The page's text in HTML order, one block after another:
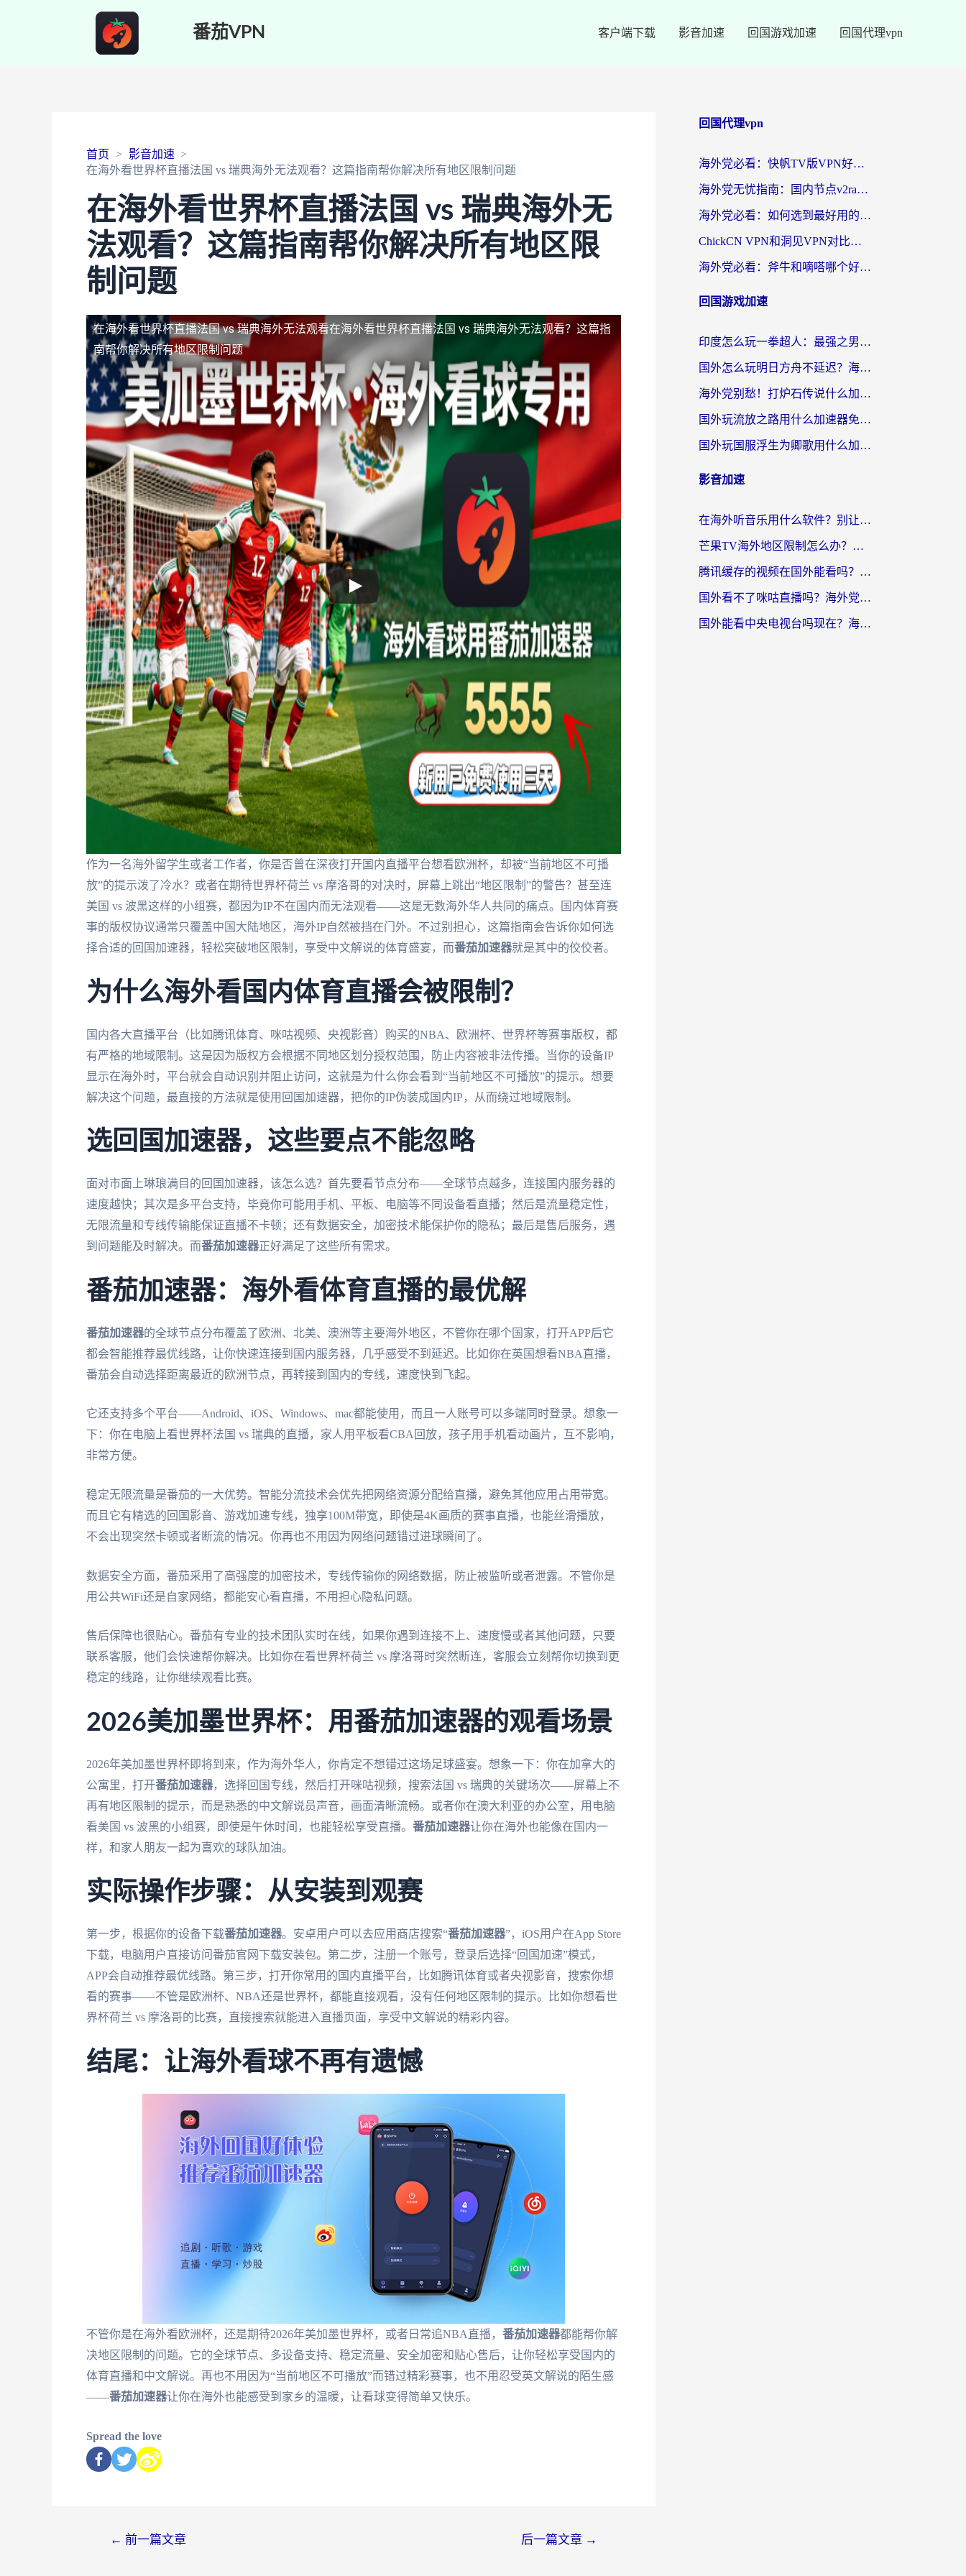
番茄VPN 客户端下载 影音加速 回国游戏加速 回国代理vpn
首页
影音加速
在海外看世界杯直播法国 vs 瑞典海外无法观看？这篇指南帮你解决所有地区限制问题
在海外看世界杯直播法国 vs 瑞典海外无
法观看？这篇指南帮你解决所有地区限
制问题
在海外看世界杯直播法国 vs 瑞典海外无法观看在海外看世界杯直播法国 vs 瑞典海外无法观看？这篇指
南帮你解决所有地区限制问题
作为一名海外留学生或者工作者，你是否曾在深夜打开国内直播平台想看欧洲杯，却被“当前地区不可播
放”的提示泼了冷水？或者在期待世界杯荷兰 vs 摩洛哥的对决时，屏幕上跳出“地区限制”的警告？甚至连
美国 vs 波黑这样的小组赛，都因为IP不在国内而无法观看——这是无数海外华人共同的痛点。国内体育赛
事的版权协议通常只覆盖中国大陆地区，海外IP自然被挡在门外。不过别担心，这篇指南会告诉你如何选
择合适的回国加速器，轻松突破地区限制，享受中文解说的体育盛宴，而番茄加速器就是其中的佼佼者。
为什么海外看国内体育直播会被限制？
国内各大直播平台（比如腾讯体育、咪咕视频、央视影音）购买的NBA、欧洲杯、世界杯等赛事版权，都
有严格的地域限制。这是因为版权方会根据不同地区划分授权范围，防止内容被非法传播。当你的设备IP
显示在海外时，平台就会自动识别并阻止访问，这就是为什么你会看到“当前地区不可播放”的提示。想要
解决这个问题，最直接的方法就是使用回国加速器，把你的IP伪装成国内IP，从而绕过地域限制。
选回国加速器，这些要点不能忽略
面对市面上琳琅满目的回国加速器，该怎么选？首先要看节点分布——全球节点越多，连接国内服务器的
速度越快；其次是多平台支持，毕竟你可能用手机、平板、电脑等不同设备看直播；然后是流量稳定性，
无限流量和专线传输能保证直播不卡顿；还有数据安全，加密技术能保护你的隐私；最后是售后服务，遇
到问题能及时解决。而番茄加速器正好满足了这些所有需求。
番茄加速器：海外看体育直播的最优解
番茄加速器的全球节点分布覆盖了欧洲、北美、澳洲等主要海外地区，不管你在哪个国家，打开APP后它
都会智能推荐最优线路，让你快速连接到国内服务器，几乎感受不到延迟。比如你在英国想看NBA直播，
番茄会自动选择距离最近的欧洲节点，再转接到国内的专线，速度快到飞起。
它还支持多个平台——Android、iOS、Windows、mac都能使用，而且一人账号可以多端同时登录。想象一
下：你在电脑上看世界杯法国 vs 瑞典的直播，家人用平板看CBA回放，孩子用手机看动画片，互不影响，
非常方便。
稳定无限流量是番茄的一大优势。智能分流技术会优先把网络资源分配给直播，避免其他应用占用带宽。
而且它有精选的回国影音、游戏加速专线，独享100M带宽，即使是4K画质的赛事直播，也能丝滑播放，
不会出现突然卡顿或者断流的情况。你再也不用因为网络问题错过进球瞬间了。
数据安全方面，番茄采用了高强度的加密技术，专线传输你的网络数据，防止被监听或者泄露。不管你是
用公共WiFi还是自家网络，都能安心看直播，不用担心隐私问题。
售后保障也很贴心。番茄有专业的技术团队实时在线，如果你遇到连接不上、速度慢或者其他问题，只要
联系客服，他们会快速帮你解决。比如你在看世界杯荷兰 vs 摩洛哥时突然断连，客服会立刻帮你切换到更
稳定的线路，让你继续观看比赛。
2026美加墨世界杯：用番茄加速器的观看场景
2026年美加墨世界杯即将到来，作为海外华人，你肯定不想错过这场足球盛宴。想象一下：你在加拿大的
公寓里，打开番茄加速器，选择回国专线，然后打开咪咕视频，搜索法国 vs 瑞典的关键场次——屏幕上不
再有地区限制的提示，而是熟悉的中文解说员声音，画面清晰流畅。或者你在澳大利亚的办公室，用电脑
看美国 vs 波黑的小组赛，即使是午休时间，也能轻松享受直播。 番茄加速器让你在海外也能像在国内一
样，和家人朋友一起为喜欢的球队加油。
实际操作步骤：从安装到观赛
第一步，根据你的设备下载番茄加速器。安卓用户可以去应用商店搜索“番茄加速器”，iOS用户在App Store
下载，电脑用户直接访问番茄官网下载安装包。第二步，注册一个账号，登录后选择“回国加速”模式，
APP会自动推荐最优线路。第三步，打开你常用的国内直播平台，比如腾讯体育或者央视影音，搜索你想
看的赛事——不管是欧洲杯、NBA还是世界杯，都能直接观看，没有任何地区限制的提示。比如你想看世
界杯荷兰 vs 摩洛哥的比赛，直接搜索就能进入直播页面，享受中文解说的精彩内容。
结尾：让海外看球不再有遗憾
不管你是在海外看欧洲杯，还是期待2026年美加墨世界杯，或者日常追NBA直播， 番茄加速器都能帮你解
决地区限制的问题。它的全球节点、多设备支持、稳定流量、安全加密和贴心售后，让你轻松享受国内的
体育直播和中文解说。再也不用因为“当前地区不可播放”而错过精彩赛事，也不用忍受英文解说的陌生感
——番茄加速器让你在海外也能感受到家乡的温暖，让看球变得简单又快乐。
Spread the love
← 前一篇文章 后一篇文章 →
回国代理vpn
海外党必看：快帆TV版VPN好用吗？和快游VPN对比哪个回国效果更好？附实用避坑指南
海外党无忧指南：国内节点v2ray怎么选？一键回国VPN+多场景实测帮你避坑
海外党必看：如何选到最好用的回国加速器？从节点到售后的全维度指南
ChickCN VPN和洞见VPN对比哪个回国效果更好？海外党亲测3款加速器+避坑指南
海外党必看：斧牛和嘀嗒哪个好？3个维度教你选对回国加速器
回国游戏加速
印度怎么玩一拳超人：最强之男？海外党国服游戏加速避坑指南
国外怎么玩明日方舟不延迟？海外玩家国服游戏加速终极指南（附DNF梦幻诛仙解决方案）
海外党别愁！打炉石传说什么加速器好用？3个实用技巧解决国服游戏卡顿
国外玩流放之路用什么加速器免费？海外党亲测有效的国服游戏加速指南
国外玩国服浮生为卿歌用什么加速器比较好？海外党亲测不踩坑指南
影音加速
在海外听音乐用什么软件？别让地域限制断了你的华语歌单
芒果TV海外地区限制怎么办？海外党追剧看片的实用加速器选择指南
腾讯缓存的视频在国外能看吗？海外党追剧看片的终极解决方案
国外看不了咪咕直播吗？海外党追剧看片的加速器选择指南
国外能看中央电视台吗现在？海外党追剧看央视的实用指南